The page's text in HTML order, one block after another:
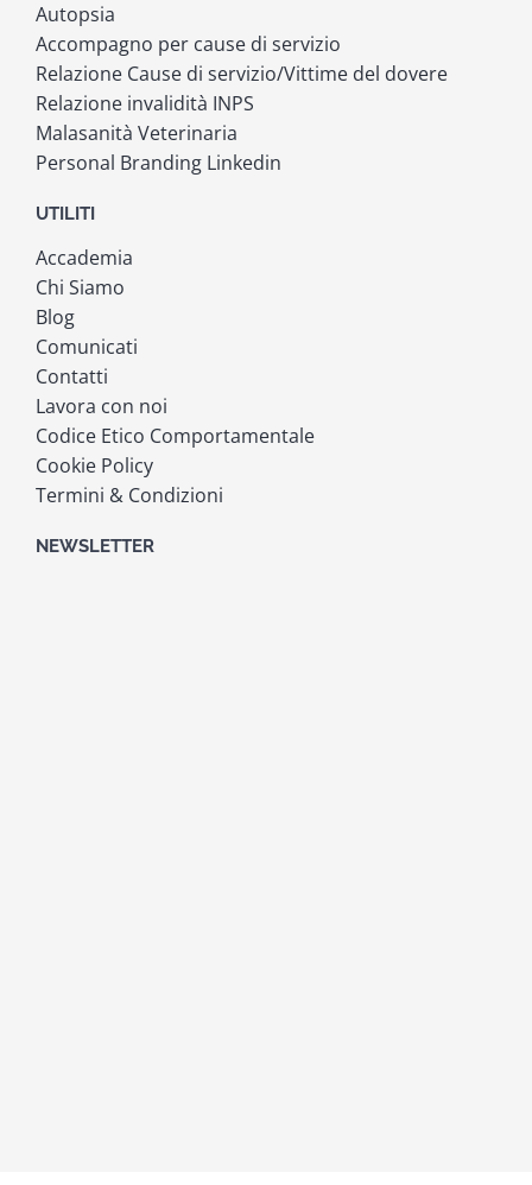
Autopsia
Accompagno per cause di servizio
Relazione Cause di servizio/Vittime del dovere
Relazione invalidità INPS
Malasanità Veterinaria
Personal Branding Linkedin
UTILITI
Accademia
Chi Siamo
Blog
Comunicati
Contatti
Lavora con noi
Codice Etico Comportamentale
Cookie Policy
Termini & Condizioni
NEWSLETTER